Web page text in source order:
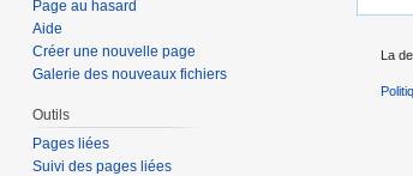
Page au hasard
Aide
Créer une nouvelle page
Galerie des nouveaux fichiers
Outils
Pages liées
Suivi des pages liées
La